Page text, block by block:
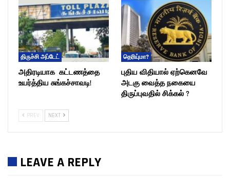
திருச்சி அப்டேட்
அதிரடியாக கட்டணத்தை
உயர்த்திய சுங்கச்சாவடி!
தெரியு்மா?
புதிய விதியால் ஏற்கெனவே
அடகு வைத்த நகையை
திருப்புவதில் சிக்கல் ?
PREV NEXT
LEAVE A REPLY